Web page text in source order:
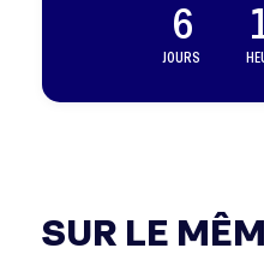
6
JOURS
SUR LE